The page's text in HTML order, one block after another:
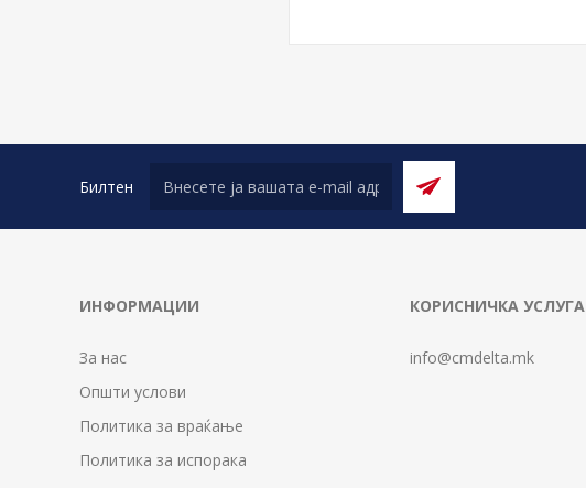
Билтен
ИНФОРМАЦИИ
За нас
Општи услови
Политика за враќање
Политика за испорака
КОРИСНИЧКА УСЛУГА
info@cmdelta.mk